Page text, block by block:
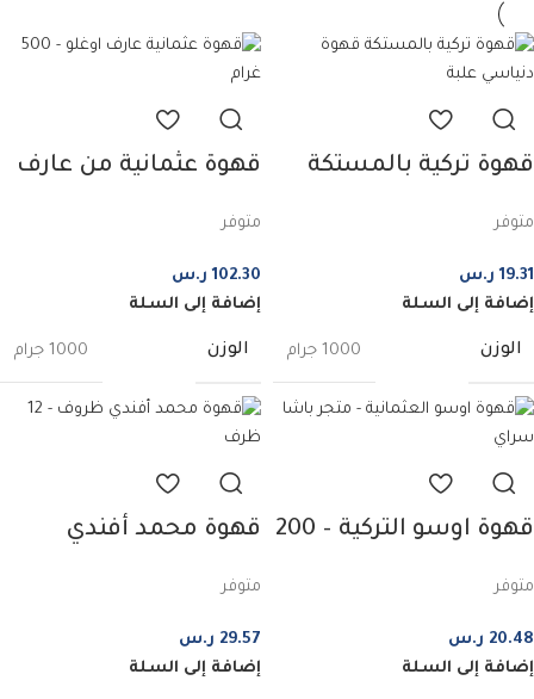
قهوة تركية بالمستكة
غرام
متوفر
19.31 ر.س
إضافة إلى السلة
الوزن 1000 جرام
قهوة عثمانية من عارف
متوفر
102.30 ر.س
إضافة إلى السلة
الوزن 1000 جرام
قهوة اوسو التركية – 200
متوفر
20.48 ر.س
إضافة إلى السلة
قهوة محمد أفندي
متوفر
29.57 ر.س
إضافة إلى السلة